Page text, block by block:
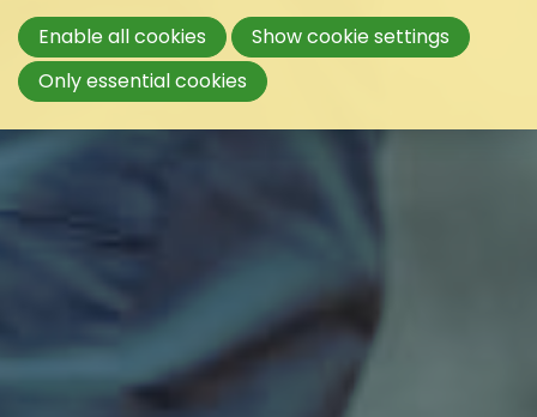
Enable all cookies
Show cookie settings
Only essential cookies